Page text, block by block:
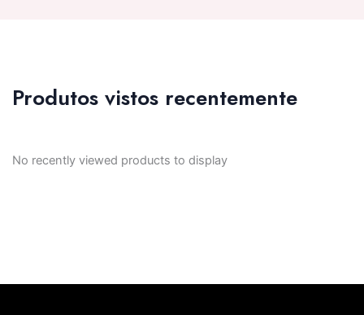
Produtos vistos recentemente
No recently viewed products to display